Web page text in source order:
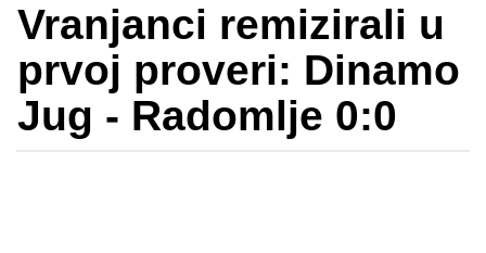
Vranjanci remizirali u
prvoj proveri: Dinamo
Jug - Radomlje 0:0